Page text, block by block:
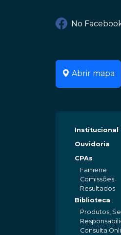
No
Abrir mapa
Institucional
Ouvidoria
CPAs
Famene
Comissões
Resultados
Biblioteca
Produtos,
Consulta